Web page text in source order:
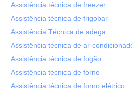
Assistência técnica de freezer
Assistência técnica de frigobar
Assistência Técnica de adega
Assistência técnica de ar-
Assistência técnica de fogão
Assistência técnica de forno
Assistência técnica de forno elétrico